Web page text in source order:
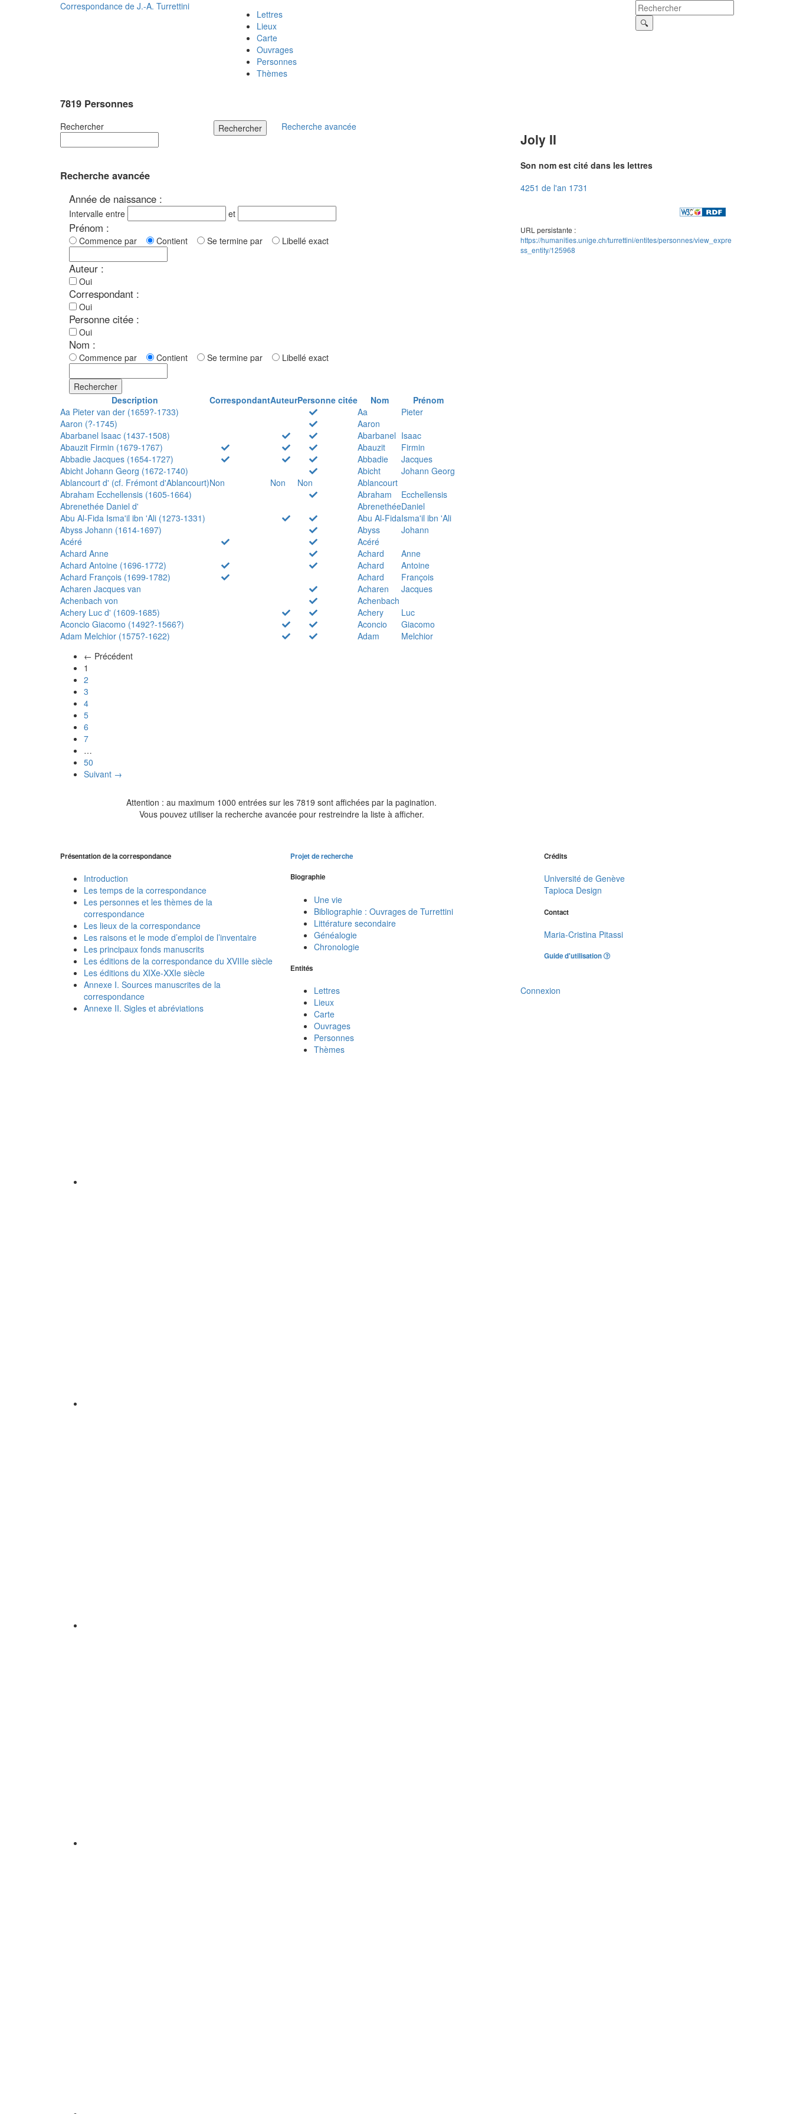
Correspondance de J.-A. Turrettini
Lettres
Lieux
Carte
Ouvrages
Personnes
Thèmes
7819 Personnes
Rechercher Rechercher Recherche avancée
Recherche avancée
Année de naissance :
Intervalle entre et
Prénom :
Commence par Contient Se termine par Libellé exact
Auteur :
Oui
Correspondant :
Oui
Personne citée :
Oui
Nom :
Commence par Contient Se termine par Libellé exact
Rechercher
Description
CorrespondantAuteurPersonne citée Nom
Prénom
Aa Pieter van der (1659?-1733)
Aa
Pieter
Aaron (?-1745)
Aaron
Abarbanel Isaac (1437-1508)
Abarbanel Isaac
Abauzit Firmin (1679-1767)
Abauzit
Firmin
Abbadie Jacques (1654-1727)
Abbadie
Jacques
Abicht Johann Georg (1672-1740)
Abicht
Johann Georg
Ablancourt d' (cf. Frémont d'Ablancourt)Non Non Non
Ablancourt
Abraham Ecchellensis (1605-1664)
Abraham
Ecchellensis
Abrenethée Daniel d'
AbrenethéeDaniel
Abu Al-Fida Isma'il ibn 'Ali (1273-1331)
Abu Al-FidaIsma'il ibn 'Ali
Abyss Johann (1614-1697)
Abyss
Johann
Acéré
Acéré
Achard Anne
Achard
Anne
Achard Antoine (1696-1772)
Achard
Antoine
Achard François (1699-1782)
Achard
François
Acharen Jacques van
Acharen
Jacques
Achenbach von
Achenbach
Achery Luc d' (1609-1685)
Achery
Luc
Aconcio Giacomo (1492?-1566?)
Aconcio
Giacomo
Adam Melchior (1575?-1622)
Adam
Melchior
← Précédent
1
2
3
4
5
6
7
…
50
Suivant →
Attention : au maximum 1000 entrées sur les 7819 sont affichées par la pagination.
Vous pouvez utiliser la recherche avancée pour restreindre la liste à afficher.
Joly II
Son nom est cité dans les lettres
4251 de l'an 1731
URL persistante :
https://humanities.unige.ch/turrettini/entites/personnes/view_expre
ss_entity/125968
Présentation de la correspondance
Introduction
Les temps de la correspondance
Les personnes et les thèmes de la
correspondance
Les lieux de la correspondance
Les raisons et le mode d’emploi de l’inventaire
Les principaux fonds manuscrits
Les éditions de la correspondance du XVIIIe siècle
Les éditions du XIXe-XXIe siècle
Annexe I. Sources manuscrites de la
correspondance
Annexe II. Sigles et abréviations
Projet de recherche
Biographie
Une vie
Bibliographie : Ouvrages de Turrettini
Littérature secondaire
Généalogie
Chronologie
Entités
Lettres
Lieux
Carte
Ouvrages
Personnes
Thèmes
Crédits
Université de Genève
Tapioca Design
Contact
Maria-Cristina Pitassi
Guide d'utilisation
Connexion